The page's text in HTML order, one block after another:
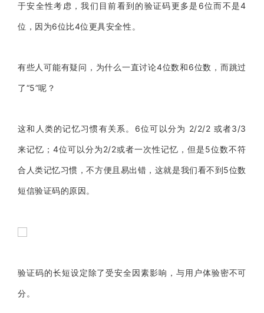
于安全性考虑，我们目前看到的验证码更多是6位而不是4
位，因为6位比4位更具安全性。
有些人可能有疑问，为什么一直讨论4位数和6位数，而跳过
了“5”呢？
这和人类的记忆习惯有关系。6位可以分为 2/2/2 或者3/3
来记忆；4位可以分为2/2或者一次性记忆，但是5位数不符
合人类记忆习惯，不方便且易出错，这就是我们看不到5位数
短信验证码的原因。
验证码的长短设定除了受安全因素影响，与用户体验密不可
分。